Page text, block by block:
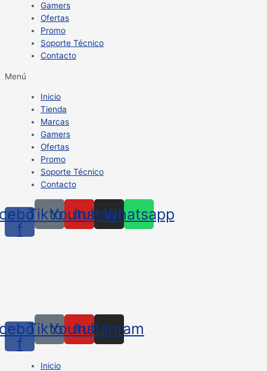
Gamers
Ofertas
Promo
Soporte Técnico
Contacto
Menú
Inicio
Tienda
Marcas
Gamers
Ofertas
Promo
Soporte Técnico
Contacto
f
TiktokYoutube
Instagram
Whatsapp
f
TiktokYoutube
Instagram
Inicio